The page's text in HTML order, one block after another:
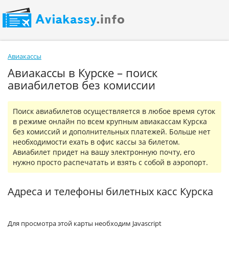
Авиакассы
Авиакассы в Курске – поиск
авиабилетов без комиссии
Поиск авиабилетов осуществляется в любое время суток
в режиме онлайн по всем крупным авиакассам Курска
без комиссий и дополнительных платежей. Больше нет
необходимости ехать в офис кассы за билетом.
Авиабилет придет на вашу электронную почту, его
нужно просто распечатать и взять с собой в аэропорт.
Адреса и телефоны билетных касс Курска
Для просмотра этой карты необходим Javascript